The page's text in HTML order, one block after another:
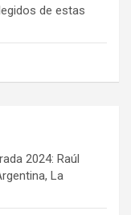
de estas
2024: Raúl
La